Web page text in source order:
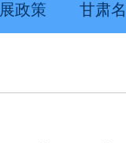
政策 甘肃